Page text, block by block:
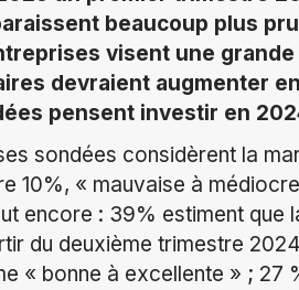
beaucoup plus
visent une
devraient augmenter
pensent investir en
sondées considèrent la
10%, « mauvaise à
encore : 39% estiment
du deuxième trimestre
« bonne à excellente » ; 27